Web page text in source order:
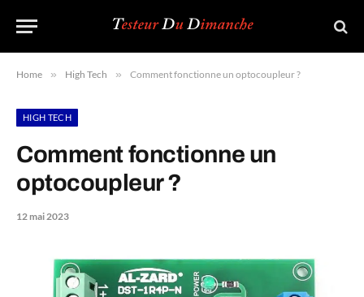
Home » High Tech » Comment fonctionne un optocoupleur ?
HIGH TECH
Comment fonctionne un
optocoupleur ?
12 mai 2023